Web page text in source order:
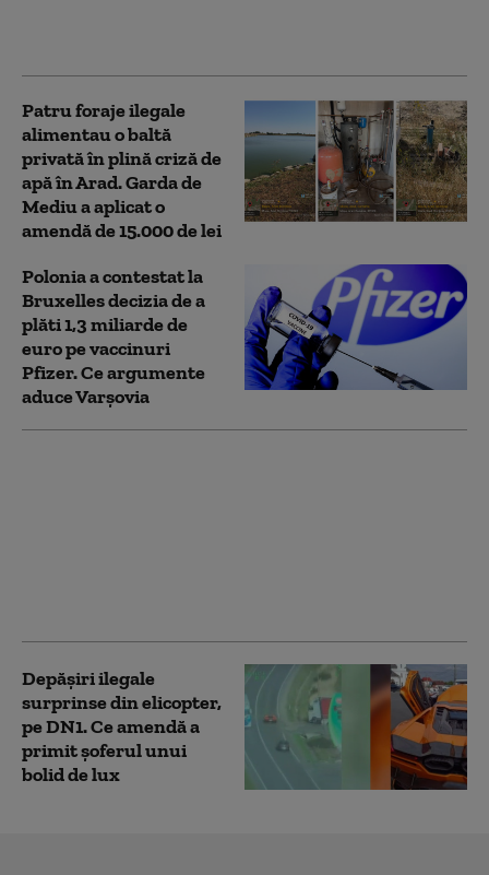
Patru foraje ilegale
alimentau o baltă
privată în plină criză de
apă în Arad. Garda de
Mediu a aplicat o
amendă de 15.000 de lei
Polonia a contestat la
Bruxelles decizia de a
plăti 1,3 miliarde de
euro pe vaccinuri
Pfizer. Ce argumente
aduce Varșovia
Depășiri ilegale
surprinse din elicopter,
pe DN1. Ce amendă a
primit șoferul unui
bolid de lux